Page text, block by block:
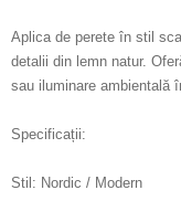
Aplica de perete în stil
detalii din lemn natur.
sau iluminare ambientală
Specificații:
Stil: Nordic / Modern